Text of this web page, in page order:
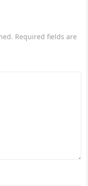
Required fields are